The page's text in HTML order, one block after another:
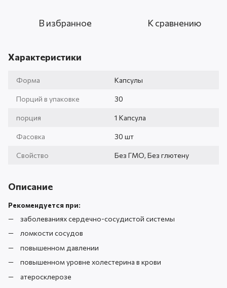
В избранное К сравнению
Характеристики
Форма Капсулы
Порций в упаковке 30
порция 1 Капсула
Фасовка 30 шт
Свойство Без ГМО, Без глютену
Описание
Рекомендуется при:
заболеваниях сердечно-сосудистой системы
ломкости сосудов
повышенном давлении
повышенном уровне холестерина в крови
атеросклерозе